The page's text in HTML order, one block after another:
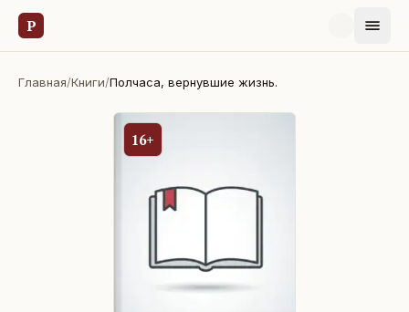
Р
Главная/Книги/Полчаса, вернувшие жизнь.
16+